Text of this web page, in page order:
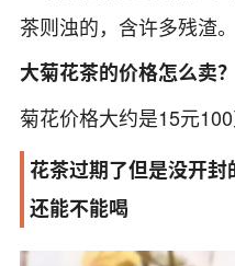
茶则浊的，含许多残渣。
大菊花茶的价格怎么卖？
菊花价格大约是15元
花茶过期了但是没开
还能不能喝